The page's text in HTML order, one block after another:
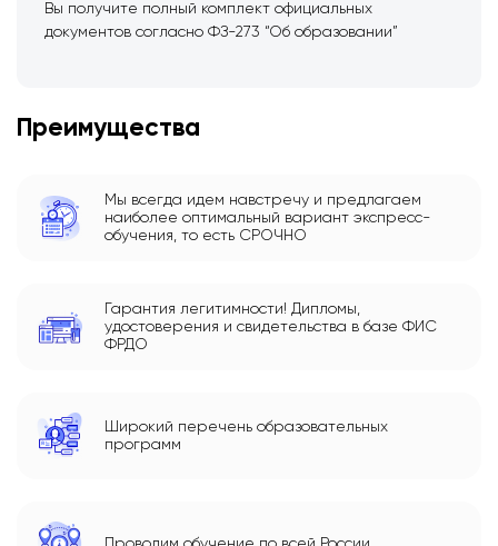
Вы получите полный комплект официальных
документов согласно ФЗ-273 “Об образовании”
Преимущества
Мы всегда идем навстречу и предлагаем
наиболее оптимальный вариант экспресс-
обучения, то есть СРОЧНО
Гарантия легитимности! Дипломы,
удостоверения и свидетельства в базе ФИС
ФРДО
Широкий перечень образовательных
программ